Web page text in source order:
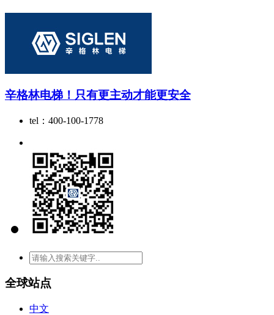
辛格林电梯！只有更主动才能更安全
tel：400-100-1778
全球站点
中文